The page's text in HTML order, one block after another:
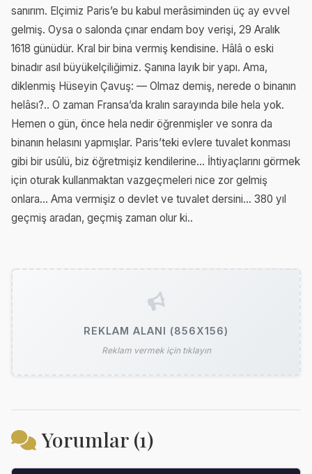
sanırım. Elçimiz Paris’e bu kabul merâsiminden üç ay evvel
gelmiş. Oysa o salonda çınar endam boy verişi, 29 Aralık
1618 günüdür. Kral bir bina vermiş kendisine. Hâlâ o eski
binadır asıl büyükelçiliğimiz. Şanına layık bir yapı. Ama,
diklenmiş Hüseyin Çavuş: — Olmaz demiş, nerede o binanın
helâsı?.. O zaman Fransa’da kralın sarayında bile hela yok.
Hemen o gün, önce hela nedir öğrenmişler ve sonra da
binanın helasını yapmışlar. Paris’teki evlere tuvalet konması
gibi bir usûlü, biz öğretmişiz kendilerine... İhtiyaçlarını görmek
için oturak kullanmaktan vazgeçmeleri nice zor gelmiş
onlara... Ama vermişiz o devlet ve tuvalet dersini... 380 yıl
geçmiş aradan, geçmiş zaman olur ki..
REKLAM ALANI (856X156)
Reklam vermek için tıklayın
Yorumlar (1)